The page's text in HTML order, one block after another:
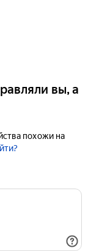
вы, а
похожи на